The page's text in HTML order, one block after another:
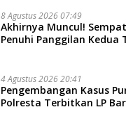
8 Agustus 2026 07:49
Akhirnya Muncul!
Penuhi Panggilan Kedua
4 Agustus 2026 20:41
Pengembangan Kasus
Polresta Terbitkan LP